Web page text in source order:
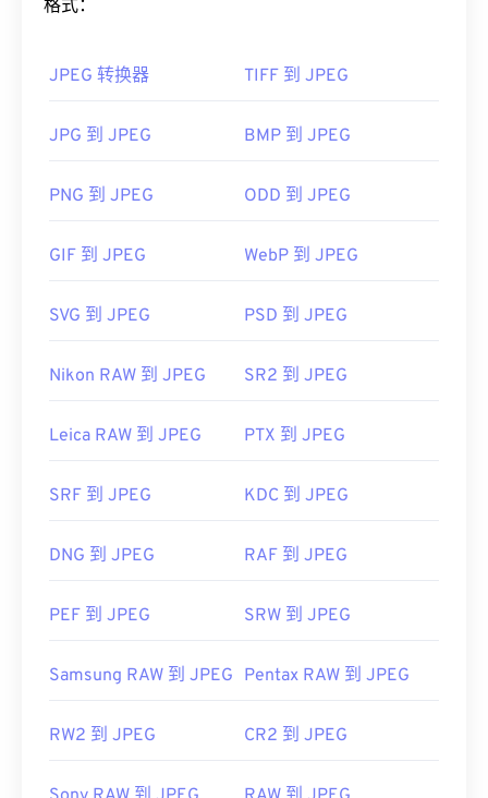
如果您需要更好的压缩效果，您可以将
几乎所有图像查看器程序和应用程序都能识别并打开
图像查看器、图像编辑器或网页浏览器中打开它。要
择“打开方式”。
Chrome）、Microsoft 应用程序（例如Microsoft
Preview） 上自动打开。
首次发布：1992年9月18日
https://www.lifewire.com/jpg-jpeg-file-4139913
格式：
JPEG 转换器 TIFF 到 JPEG
JPG 到 JPEG BMP 到 JPEG
PNG 到 JPEG ODD 到 JPEG
GIF 到 JPEG WebP 到 JPEG
SVG 到 JPEG PSD 到 JPEG
Nikon RAW 到 JPEG SR2 到 JPEG
Leica RAW 到 JPEG PTX 到 JPEG
SRF 到 JPEG KDC 到 JPEG
DNG 到 JPEG RAF 到 JPEG
PEF 到 JPEG SRW 到 JPEG
Samsung RAW 到 JPEG Pentax RAW 到 JPEG
RW2 到 JPEG CR2 到 JPEG